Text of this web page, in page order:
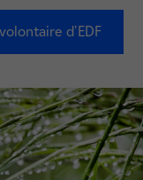
d'EDF